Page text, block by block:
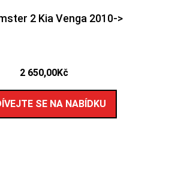
2 Kia Venga 2010->
2 650,00Kč
SE NA NABÍDKU